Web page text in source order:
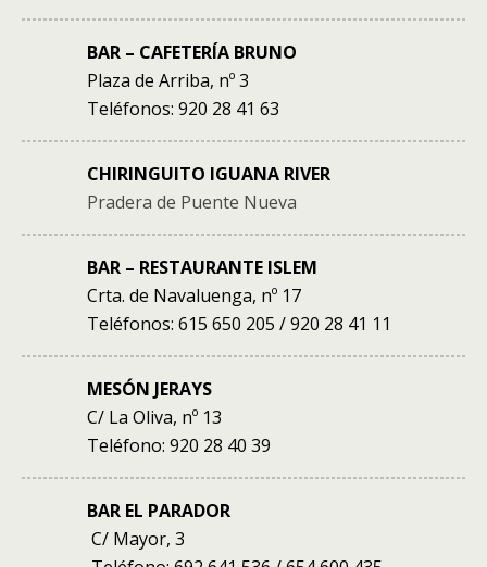
BAR – CAFETERÍA BRUNO
Plaza de Arriba, nº 3
Teléfonos: 920 28 41 63
CHIRINGUITO IGUANA RIVER
Pradera de Puente Nueva
BAR – RESTAURANTE ISLEM
Crta. de Navaluenga, nº 17
Teléfonos: 615 650 205 / 920 28 41 11
MESÓN JERAYS
C/ La Oliva, nº 13
Teléfono: 920 28 40 39
BAR EL PARADOR
C/ Mayor, 3